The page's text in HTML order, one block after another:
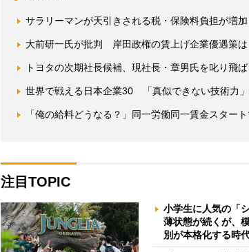
サラリーマンが天引きされる税・保険料負担が増
大前研一氏が批判 岸田政権の賃上げ企業優遇策は
トヨタの次期社長候補、現社長・章男氏を叱り飛
世界で戦える日本企業30 「真似できない技術力
「俺の給料どうなる？」同一労働同一賃金スター
注目TOPIC
小学生に人気の「
薄状態が続くが、
別が本格化する時代